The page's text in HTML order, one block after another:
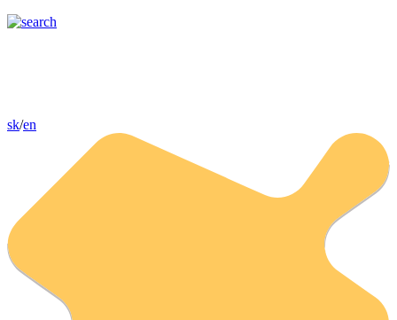
sk/en